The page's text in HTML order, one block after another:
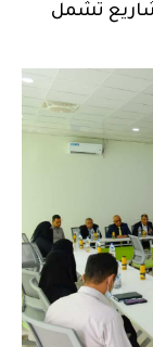
مشاريع تشمل